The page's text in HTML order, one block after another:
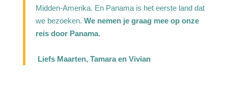
Midden-Amerika. En Panama is het eerste land dat
we bezoeken. We nemen je graag mee op onze
reis door Panama.
Liefs Maarten, Tamara en Vivian